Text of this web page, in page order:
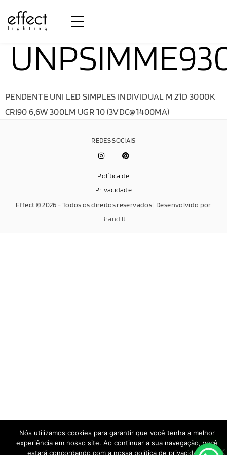
PENDENTE UNI LED SIMPLES INDIVIDUAL M 21D 3000K
CRI90 6,6W 300LM UGR 10 (3VDC@1400MA)
Effect © 2026 - Todos os direitos reservados | Desenvolvido por
Brand.It
Política de
Privacidade
REDES SOCIAIS
Nós utilizamos cookies para garantir que você tenha a melhor
experiência em nosso site. Ao continuar a sua navegação, você
estará concordando com a nossa política de privacidade.